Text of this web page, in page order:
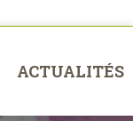
ACTUALITÉS